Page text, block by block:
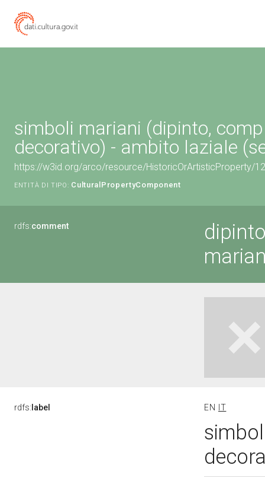
simboli mariani (dipinto,
decorativo) - ambito laziale
https://w3id.org/arco/resource/HistoricOrArtisticProperty/
ENTITÀ DI TIPO: CulturalPropertyComponent
rdfs:comment
rdfs: label EN IT